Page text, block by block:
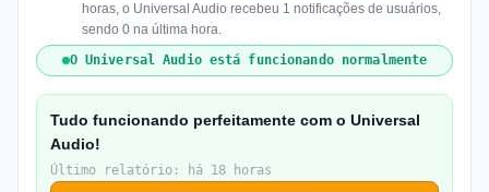
horas, o Universal Audio recebeu 1 notificações de usuários,
sendo 0 na última hora.
O Universal Audio está funcionando normalmente
Tudo funcionando perfeitamente com o Universal
Audio!
Último relatório: há 18 horas